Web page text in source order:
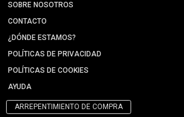
SOBRE NOSOTROS
CONTACTO
¿DÓNDE ESTAMOS?
POLÍTICAS DE PRIVACIDAD
POLÍTICAS DE COOKIES
AYUDA
ARREPENTIMIENTO DE COMPRA